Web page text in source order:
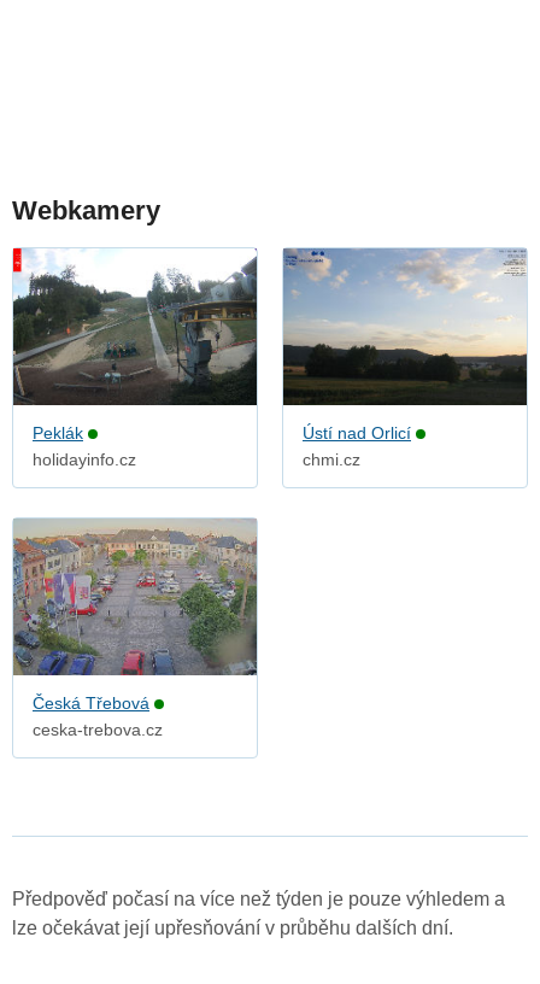
Webkamery
Peklák
holidayinfo.cz
Ústí nad Orlicí
chmi.cz
Česká Třebová
ceska-trebova.cz
Předpověď počasí na více než týden je pouze výhledem a
lze očekávat její upřesňování v průběhu dalších dní.